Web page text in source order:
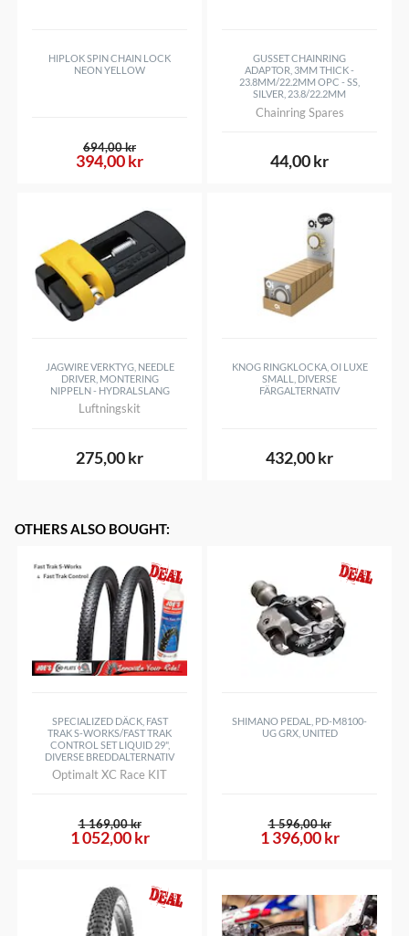
HIPLOK SPIN CHAIN LOCK
NEON YELLOW
394,00 kr
694,00 kr
GUSSET CHAINRING
ADAPTOR, 3MM THICK -
23.8MM/22.2MM OPC - SS,
SILVER, 23.8/22.2MM
Chainring Spares
44,00 kr
JAGWIRE VERKTYG, NEEDLE
DRIVER, MONTERING
NIPPELN - HYDRALSLANG
Luftningskit
275,00 kr
KNOG RINGKLOCKA, OI LUXE
SMALL, DIVERSE
FÄRGALTERNATIV
432,00 kr
OTHERS ALSO BOUGHT:
SPECIALIZED DÄCK, FAST
TRAK S-WORKS/FAST TRAK
CONTROL SET LIQUID 29",
DIVERSE BREDDALTERNATIV
Optimalt XC Race KIT
1 052,00 kr
1 169,00 kr
SHIMANO PEDAL, PD-M8100-
UG GRX, UNITED
1 396,00 kr
1 596,00 kr